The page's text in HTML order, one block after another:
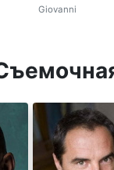
Giovanni